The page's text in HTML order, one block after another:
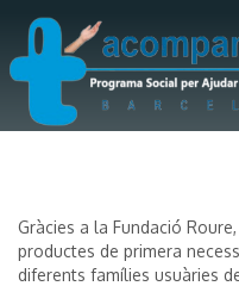
Gràcies a la Fundació
productes de primera
diferents famílies usuàries